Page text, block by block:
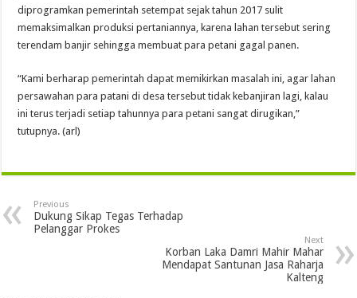
diprogramkan pemerintah setempat sejak tahun 2017 sulit
memaksimalkan produksi pertaniannya, karena lahan tersebut sering
terendam banjir sehingga membuat para petani gagal panen.
“Kami berharap pemerintah dapat memikirkan masalah ini, agar lahan
persawahan para patani di desa tersebut tidak kebanjiran lagi, kalau
ini terus terjadi setiap tahunnya para petani sangat dirugikan,”
tutupnya. (arl)
Previous
Dukung Sikap Tegas Terhadap
Pelanggar Prokes
Next
Korban Laka Damri Mahir Mahar
Mendapat Santunan Jasa Raharja
Kalteng